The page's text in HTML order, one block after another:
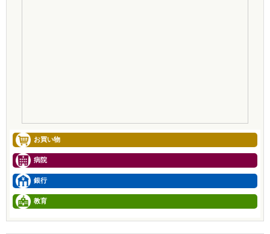
お買い物
病院
銀行
教育